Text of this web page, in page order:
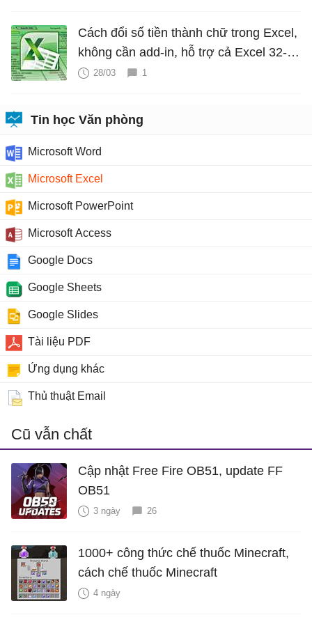
Cách đổi số tiền thành chữ trong Excel,
không cần add-in, hỗ trợ cả Excel 32-bit
và 64-bit
28/03 1
Tin học Văn phòng
Microsoft Word
Microsoft Excel
Microsoft PowerPoint
Microsoft Access
Google Docs
Google Sheets
Google Slides
Tài liệu PDF
Ứng dụng khác
Thủ thuật Email
Cũ vẫn chất
Cập nhật Free Fire OB51, update FF
OB51
3 ngày 26
1000+ công thức chế thuốc Minecraft,
cách chế thuốc Minecraft
4 ngày